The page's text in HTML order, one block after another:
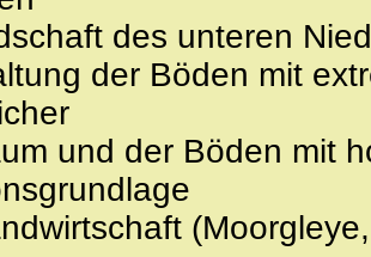
des unteren
der Böden mit
und der Böden mit